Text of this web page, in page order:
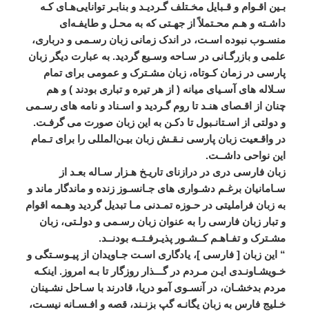
بـين اقـوام و قـبايل مخـتلف گـرديـد و بنابـر توانايیهـای کـه
داشـته و هـم محـتملاً از جهـتی که به محـل و طايفـه ای
منسـوب نبوده اسـت، در اندک زمانی زبان رسـمی و درباری،
علمی و بازرگـانی در سـاحه وسـيع گرديد.به عبارت ديگر زبان
پارسی در زمان کـوتاه، زبان مشـترک و عمومی برای تمام
سـلاله های آسـيای ميانه ( از هر تيره و تباری بودند )و هم
چنان از اقـصای هنـد تا روم گـرديد و اسـناد و نامه های رسـمی
و دولتی از اسـتانـبول تا دکـن به اين زبان صورت می گرفـت.
در واقـعيت زبان پارسی نـقـش زبان بيـن المللی را برای تـمام
اين نواحی داشــت.
زبان فارسی دری در درازنای تاريـخ هـزار سـاله بعـد از
سـامانيان برغـم دشـواری ‌های جـانسـوز زنده و ماندگار ماند و
به زبان فرامليتی در حـوزه تمـدنی مـا تبديل گرديد وهـمه اقوام
و تبار زبان فارسی را به عنوان زبان رسـمی و دولـتی، زبان
مشـترک و تفـاهـم کــشـور پذيـرفـتــه بودنــد.
“ اين زبان [فارسی ]، يادگاری اسـت جـاويدان از پيـوسـتگی و
خـويشـاونـدی ايـن مـردم در گـــذار روزگار تا بـه امروز. اينکـه
مردم بدخشـان، در آنسـوی آمو دريا، قادرند با سـاحل نشـينان
خـليج فارس به زبان يگانـه گپ بزنـند، قصه و افـسـانه نيسـت،